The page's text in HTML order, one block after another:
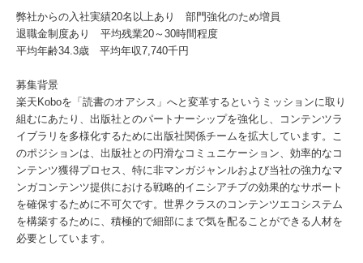
弊社からの入社実績20名以上あり 部門強化のため増員
退職金制度あり 平均残業20～30時間程度
平均年齢34.3歳 平均年収7,740千円
募集背景
楽天Koboを「読書のオアシス」へと変革するというミッションに取り
組むにあたり、出版社とのパートナーシップを強化し、コンテンツラ
イブラリを多様化するために出版社関係チームを拡大しています。こ
のポジションは、出版社との円滑なコミュニケーション、効率的なコ
ンテンツ獲得プロセス、特に非マンガジャンルおよび当社の強力なマ
ンガコンテンツ提供における戦略的イニシアチブの効果的なサポート
を確保するために不可欠です。世界クラスのコンテンツエコシステム
を構築するために、積極的で細部にまで気を配ることができる人材を
必要としています。